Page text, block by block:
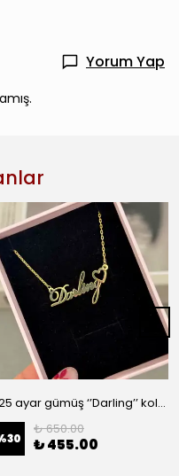
Yorum Yap
925 ayar gümüş ‘’Darling’’ kolye
30
₺ 650.00
₺ 455.00